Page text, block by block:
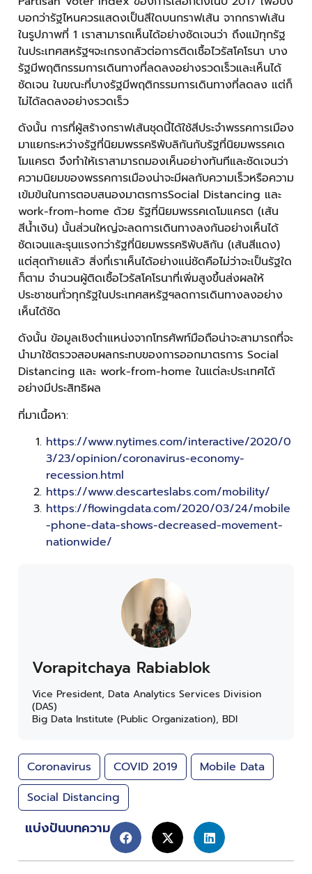
บอกว่ารัฐไหนควรแสดงเป็นสีใดบนกราฟเส้น จากกราฟเส้น
ในรูปภาพที่ 1 เราสามารถเห็นได้อย่างชัดเจนว่า ถึงแม้ทุกรัฐ
ในประเทศสหรัฐฯจะเกรงกลัวต่อการติดเชื้อไวรัสโคโรนา บาง
รัฐมีพฤติกรรมการเดินทางที่ลดลงอย่างรวดเร็วและเห็นได้
ชัดเจน ในขณะที่บางรัฐมีพฤติกรรมการเดินทางที่ลดลง แต่ก็
ไม่ได้ลดลงอย่างรวดเร็ว
ดังนั้น การที่ผู้สร้างกราฟเส้นชุดนี้ได้ใช้สีประจำพรรคการเมือง
มาแยกระหว่างรัฐที่นิยมพรรคริพับลิกันกับรัฐที่นิยมพรรคเด
โมแครต จึงทำให้เราสามารถมองเห็นอย่างทันทีและชัดเจนว่า
ความนิยมของพรรคการเมืองน่าจะมีผลกับความเร็วหรือความ
เข้มข้นในการตอบสนองมาตรการSocial Distancing และ
work-from-home ด้วย รัฐที่นิยมพรรคเดโมแครต (เส้น
สีน้ำเงิน) นั้นส่วนใหญ่จะลดการเดินทางลงกันอย่างเห็นได้
ชัดเจนและรุนแรงกว่ารัฐที่นิยมพรรคริพับลิกัน (เส้นสีแดง)
แต่สุดท้ายแล้ว สิ่งที่เราเห็นได้อย่างแน่ชัดคือไม่ว่าจะเป็นรัฐใด
ก็ตาม จำนวนผู้ติดเชื้อไวรัสโคโรนาที่เพิ่มสูงขึ้นส่งผลให้
ประชาชนทั่วทุกรัฐในประเทศสหรัฐฯลดการเดินทางลงอย่าง
เห็นได้ชัด
ดังนั้น ข้อมูลเชิงตำแหน่งจากโทรศัพท์มือถือน่าจะสามารถที่จะ
นำมาใช้ตรวจสอบผลกระทบของการออกมาตรการ Social
Distancing และ work-from-home ในแต่ละประเทศได้
อย่างมีประสิทธิผล
ที่มาเนื้อหา:
https://www.nytimes.com/interactive/2020/0
3/23/opinion/coronavirus-economy-
recession.html
https://www.descarteslabs.com/mobility/
https://flowingdata.com/2020/03/24/mobile
-phone-data-shows-decreased-movement-
nationwide/
Vorapitchaya Rabiablok
Vice President, Data Analytics Services Division
(DAS)
Big Data Institute (Public Organization), BDI
Coronavirus COVID 2019
Mobile Data
Social Distancing
แบ่งปันบทความ